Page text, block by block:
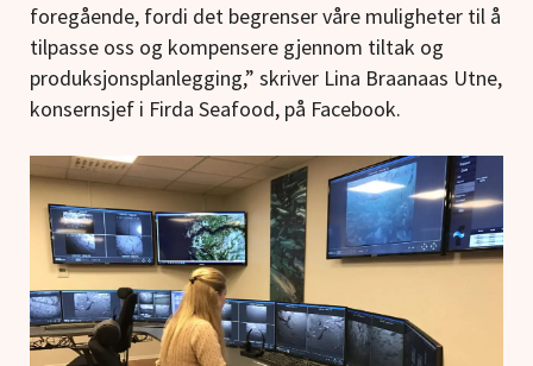
foregående, fordi det begrenser våre muligheter til å
tilpasse oss og kompensere gjennom tiltak og
produksjonsplanlegging,” skriver Lina Braanaas Utne,
konsernsjef i Firda Seafood, på Facebook.